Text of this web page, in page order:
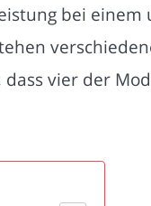
bei einem
vier der